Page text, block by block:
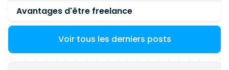
Avantages d'être freelance
Voir tous les derniers posts